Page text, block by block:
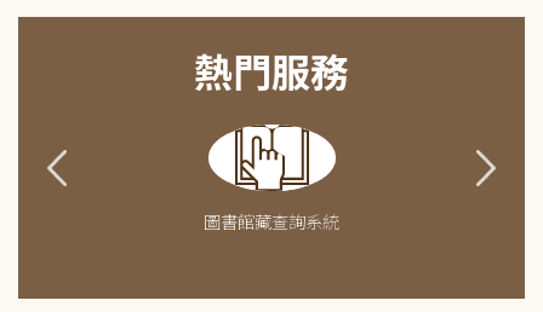
熱門服務
圖書館藏查詢系統